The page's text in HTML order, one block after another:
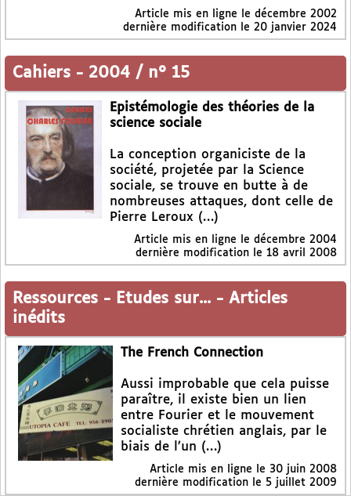
Article mis en ligne le décembre 2002
dernière modification le 20 janvier 2024
Cahiers - 2004 / n° 15
Epistémologie des théories de la
science sociale
La conception organiciste de la
société, projetée par la Science
sociale, se trouve en butte à de
nombreuses attaques, dont celle de
Pierre Leroux (…)
Article mis en ligne le décembre 2004
dernière modification le 18 avril 2008
Ressources - Etudes sur... - Articles
inédits
The French Connection
Aussi improbable que cela puisse
paraître, il existe bien un lien
entre Fourier et le mouvement
socialiste chrétien anglais, par le
biais de l’un (…)
Article mis en ligne le 30 juin 2008
dernière modification le 5 juillet 2009